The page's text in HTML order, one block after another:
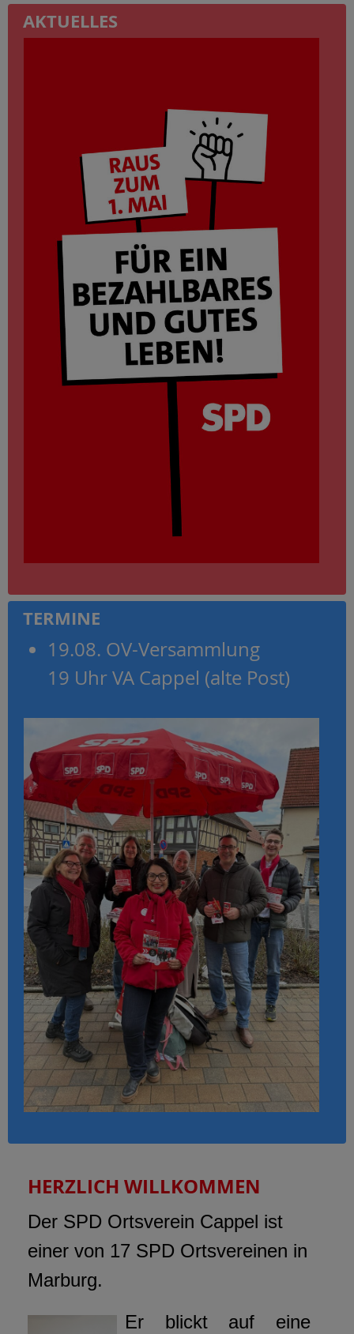
AKTUELLES
TERMINE
19.08. OV-Versammlung
19 Uhr VA Cappel (alte Post)
HERZLICH WILLKOMMEN
Der SPD Ortsverein Cappel ist
einer von 17 SPD Ortsvereinen in
Marburg.
Er blickt auf eine